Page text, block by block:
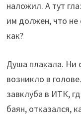
наложил. А тут
им должен, что не
как?
Душа плакала. Ни
возникло в
завклуба в ИТК,
баян, отказался,